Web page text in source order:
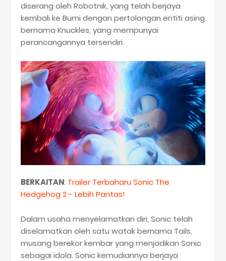
diserang oleh Robotnik, yang telah berjaya
kembali ke Bumi dengan pertolongan entiti asing
bernama Knuckles, yang mempunyai
perancangannya tersendiri.
BERKAITAN: Trailer Terbaharu Sonic The
Hedgehog 2 - Lebih Pantas!
Dalam usaha menyelamatkan diri, Sonic telah
diselamatkan oleh satu watak bernama Tails,
musang berekor kembar yang menjadikan Sonic
sebagai idola. Sonic kemudiannya berjaya